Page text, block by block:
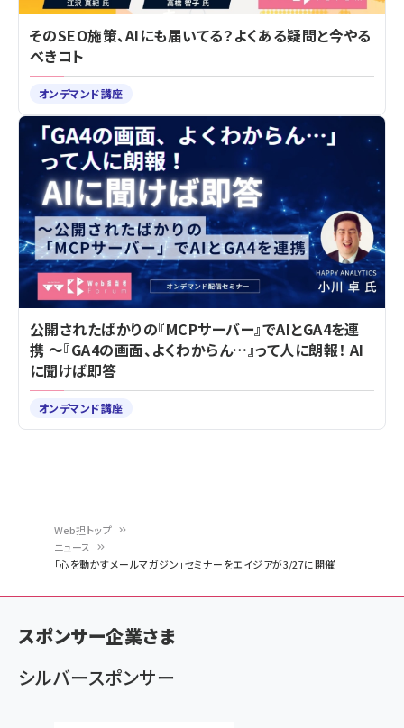
ン
く
ず
Web担トップ
ニュース
「心を動かすメールマガジン」セミナーをエイジアが3/27に開催
そのSEO施策、AIにも届いてる？よくある疑問と今やる
べきコト
オンデマンド講座
公開されたばかりの『MCPサーバー』でAIとGA4を連
携 ～『GA4の画面、よくわからん…』って人に朗報！ AI
に聞けば即答
オンデマンド講座
スポンサー企業さま
シルバースポンサー